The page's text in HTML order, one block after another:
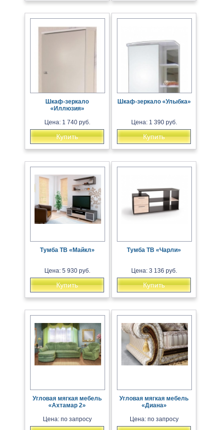
Шкаф-зеркало
«Иллюзия»
Цена: 1 740 руб.
Купить
Шкаф-зеркало «Улыбка»
Цена: 1 390 руб.
Купить
Тумба ТВ «Майкл»
Цена: 5 930 руб.
Купить
Тумба ТВ «Чарли»
Цена: 3 136 руб.
Купить
Угловая мягкая мебель
«Ахтамар 2»
Цена: по запросу
Угловая мягкая мебель
«Диана»
Цена: по запросу